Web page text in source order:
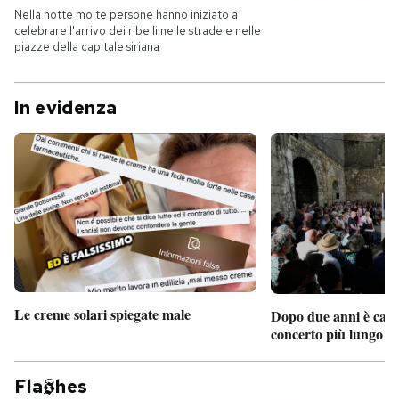
Nella notte molte persone hanno iniziato a
celebrare l'arrivo dei ribelli nelle strade e nelle
piazze della capitale siriana
In evidenza
Le creme solari spiegate male
Dopo due anni è
concerto più lungo
Fla hes